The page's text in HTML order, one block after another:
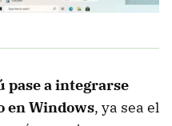
pase a integrarse
en Windows, ya sea el